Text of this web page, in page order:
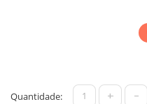
Quantidade: + -